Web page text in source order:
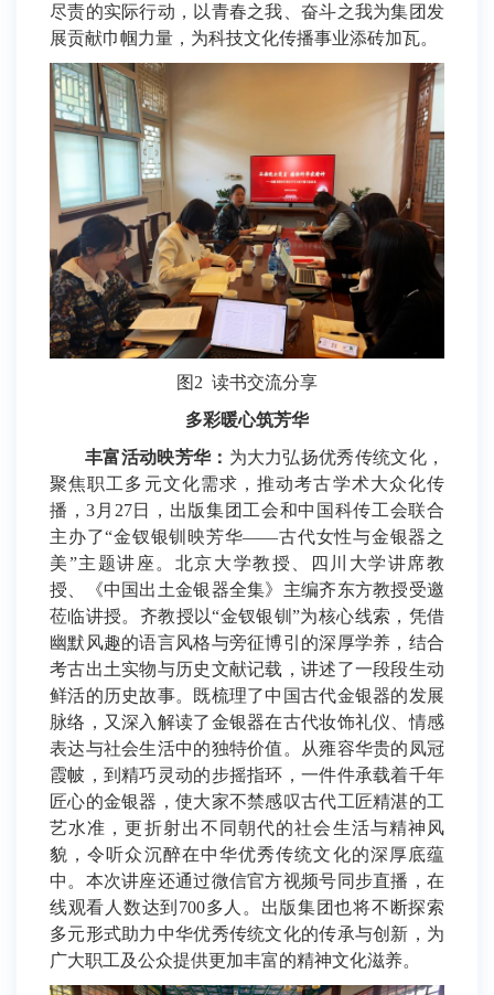
尽责的实际行动，以青春之我、奋斗之我为集团发
展贡献巾帼力量，为科技文化传播事业添砖加瓦。
图2 读书交流分享
多彩暖心筑芳华
丰富活动映芳华： 为大力弘扬优秀传统文化，
聚焦职工多元文化需求，推动考古学术大众化传
播，3月27日，出版集团工会和中国科传工会联合
主办了“金钗银钏映芳华——古代女性与金银器之
美”主题讲座。北京大学教授、四川大学讲席教
授、《中国出土金银器全集》主编齐东方教授受邀
莅临讲授。齐教授以“金钗银钏”为核心线索，凭借
幽默风趣的语言风格与旁征博引的深厚学养，结合
考古出土实物与历史文献记载，讲述了一段段生动
鲜活的历史故事。既梳理了中国古代金银器的发展
脉络，又深入解读了金银器在古代妆饰礼仪、情感
表达与社会生活中的独特价值。从雍容华贵的凤冠
霞帔，到精巧灵动的步摇指环，一件件承载着千年
匠心的金银器，使大家不禁感叹古代工匠精湛的工
艺水准，更折射出不同朝代的社会生活与精神风
貌，令听众沉醉在中华优秀传统文化的深厚底蕴
中。本次讲座还通过微信官方视频号同步直播，在
线观看人数达到700多人。出版集团也将不断探索
多元形式助力中华优秀传统文化的传承与创新，为
广大职工及公众提供更加丰富的精神文化滋养。